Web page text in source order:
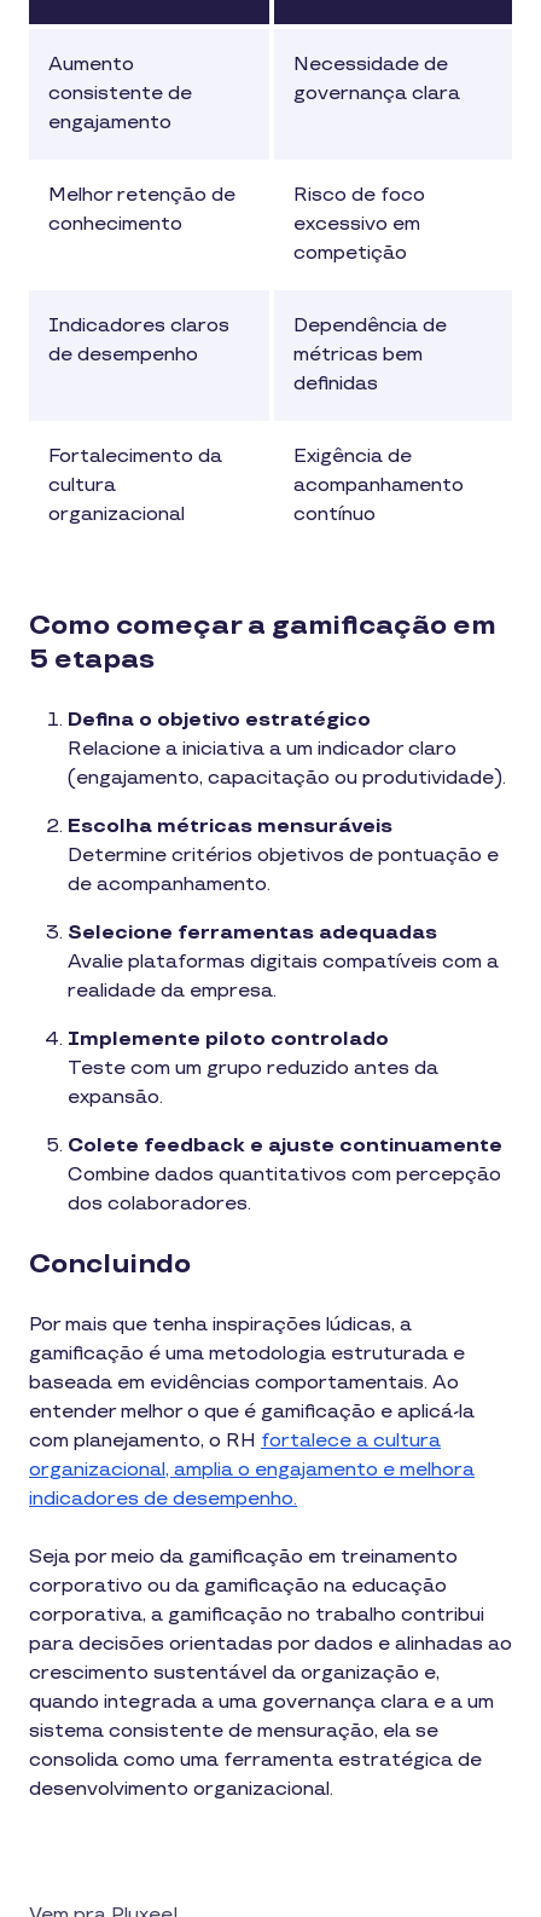
Aumento
consistente de
engajamento
Necessidade de
governança clara
Melhor retenção de
conhecimento
Risco de foco
excessivo em
competição
Indicadores claros
de desempenho
Dependência de
métricas bem
definidas
Fortalecimento da
cultura
organizacional
Exigência de
acompanhamento
contínuo
Como começar a gamificação em
5 etapas
Defina o objetivo estratégico
Relacione a iniciativa a um indicador claro
(engajamento, capacitação ou produtividade).
Escolha métricas mensuráveis
Determine critérios objetivos de pontuação e
de acompanhamento.
Selecione ferramentas adequadas
Avalie plataformas digitais compatíveis com a
realidade da empresa.
Implemente piloto controlado
Teste com um grupo reduzido antes da
expansão.
Colete feedback e ajuste continuamente
Combine dados quantitativos com percepção
dos colaboradores.
Concluindo
Por mais que tenha inspirações lúdicas, a
gamificação é uma metodologia estruturada e
baseada em evidências comportamentais. Ao
entender melhor o que é gamificação e aplicá-la
com planejamento, o RH fortalece a cultura
organizacional, amplia o engajamento e melhora
indicadores de desempenho.
Seja por meio da gamificação em treinamento
corporativo ou da gamificação na educação
corporativa, a gamificação no trabalho contribui
para decisões orientadas por dados e alinhadas ao
crescimento sustentável da organização e,
quando integrada a uma governança clara e a um
sistema consistente de mensuração, ela se
consolida como uma ferramenta estratégica de
desenvolvimento organizacional.